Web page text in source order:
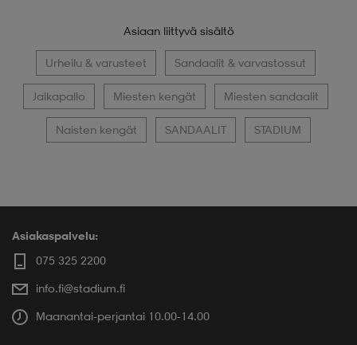
Asiaan liittyvä sisältö
Urheilu & varusteet Sandaalit & varvastossut
Jalkapallo Miesten kengät Miesten sandaalit
Naisten kengät SANDAALIT STADIUM
Asiakaspalvelu:
075 325 2200
info.fi@stadium.fi
Maanantai-perjantai 10.00-14.00